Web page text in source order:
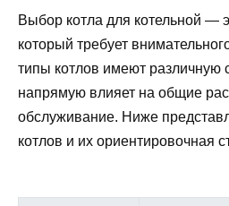
Выбор котла для котельной —
который требует
типы котлов имеют различную
напрямую влияет на общие
обслуживание. Ниже
котлов и их ориентировочная